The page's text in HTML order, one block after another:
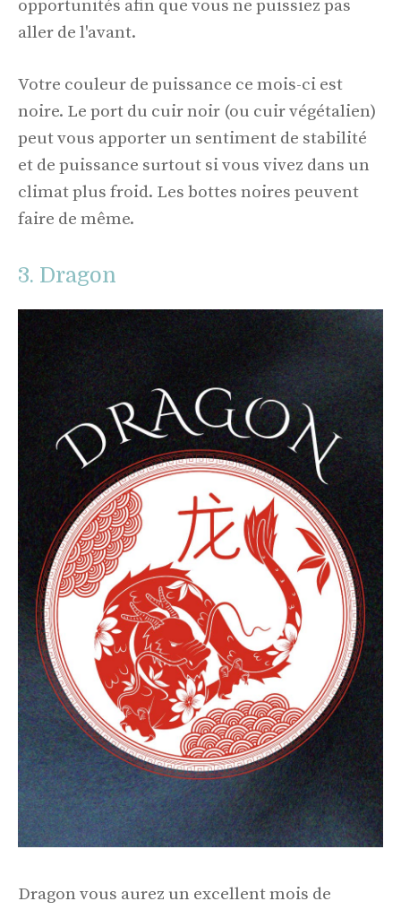
opportunités afin que vous ne puissiez pas
aller de l'avant.
Votre couleur de puissance ce mois-ci est
noire. Le port du cuir noir (ou cuir végétalien)
peut vous apporter un sentiment de stabilité
et de puissance surtout si vous vivez dans un
climat plus froid. Les bottes noires peuvent
faire de même.
3. Dragon
Dragon vous aurez un excellent mois de